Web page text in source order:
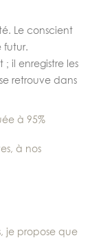
Le conscient
futur.
il enregistre les
retrouve dans
à 95%
à nos
je propose que